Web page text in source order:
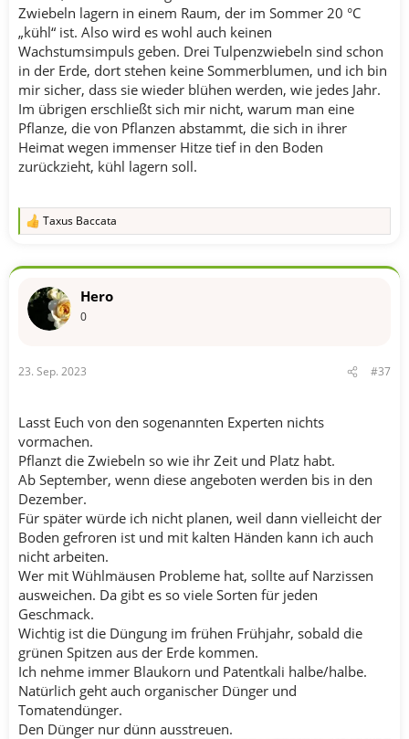
Zwiebeln lagern in einem Raum, der im Sommer 20 °C
„kühl“ ist. Also wird es wohl auch keinen
Wachstumsimpuls geben. Drei Tulpenzwiebeln sind schon
in der Erde, dort stehen keine Sommerblumen, und ich bin
mir sicher, dass sie wieder blühen werden, wie jedes Jahr.
Im übrigen erschließt sich mir nicht, warum man eine
Pflanze, die von Pflanzen abstammt, die sich in ihrer
Heimat wegen immenser Hitze tief in den Boden
zurückzieht, kühl lagern soll.
R
k
o
:
Taxus Baccata
Hero
0
23. Sep. 2023 #37
Lasst Euch von den sogenannten Experten nichts
vormachen.
Pflanzt die Zwiebeln so wie ihr Zeit und Platz habt.
Ab September, wenn diese angeboten werden bis in den
Dezember.
Für später würde ich nicht planen, weil dann vielleicht der
Boden gefroren ist und mit kalten Händen kann ich auch
nicht arbeiten.
Wer mit Wühlmäusen Probleme hat, sollte auf Narzissen
ausweichen. Da gibt es so viele Sorten für jeden
Geschmack.
Wichtig ist die Düngung im frühen Frühjahr, sobald die
grünen Spitzen aus der Erde kommen.
Ich nehme immer Blaukorn und Patentkali halbe/halbe.
Natürlich geht auch organischer Dünger und
Tomatendünger.
Den Dünger nur dünn ausstreuen.